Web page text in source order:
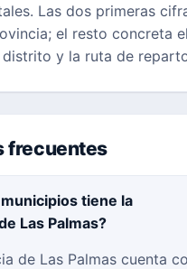
Las dos primeras
el resto concreta el
distrito y la ruta de
frecuentes
tiene la
Las Palmas?
de Las Palmas cuenta